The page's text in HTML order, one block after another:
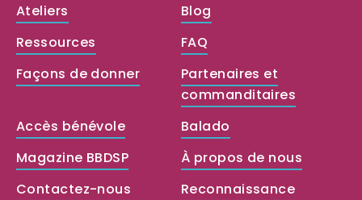
Ateliers
Blog
Ressources
FAQ
Façons de donner
Partenaires et
commanditaires
Accès bénévole
Balado
Magazine BBDSP
À propos de nous
Contactez-nous
Reconnaissance